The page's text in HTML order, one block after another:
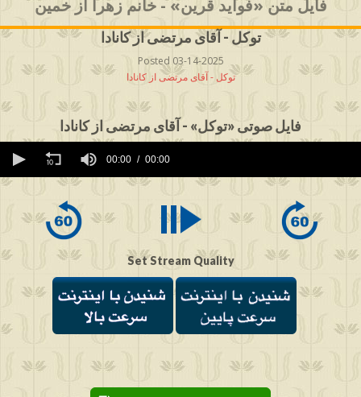
فایل متن «فواید قرین» - خانم زهرا از خمین
توکل - آقای مرتضی از کانادا
Posted 03-14-2025
توکل - آقای مرتضی از کانادا
فایل صوتی «توکل» - آقای مرتضی از کانادا
seconds
0
00:00 00:00
Set Stream Quality